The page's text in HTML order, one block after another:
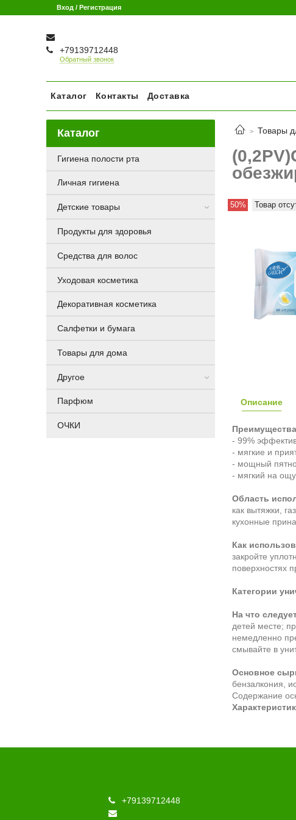
Вход / Регистрация
+79139712448
Обратный звонок
Каталог Контакты Доставка
Товары
50% Товар
Описание
- 99%
- мягкие и
- мощный
- мягкий на
Область
как вытяжки,
кухонные
Как
закройте
поверхностях
Категории
На что
детей месте;
немедленно
смывайте в
Основное
бензалкония,
Содержание
Каталог
Гигиена полости рта
Личная гигиена
Детские товары
Продукты для здоровья
Средства для волос
Уходовая косметика
Декоративная косметика
Салфетки и бумага
Товары для дома
Другое
Парфюм
ОЧКИ
+79139712448